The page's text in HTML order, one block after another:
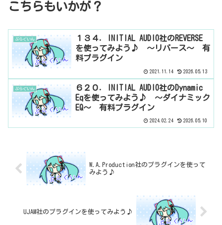
こちらもいかが？
ぷらぐいん
１３４．INITIAL AUDIO社のREVERSE
を使ってみよう♪ ～リバース～ 有
料プラグイン
2021.11.14 2026.05.13
ぷらぐいん
６２０．INITIAL AUDIO社のDynamic
Eqを使ってみよう♪ ～ダイナミック
EQ～ 有料プラグイン
2024.02.24 2026.05.10
W.A.Production社のプラグインを使って
みよう♪
UJAM社のプラグインを使ってみよう♪